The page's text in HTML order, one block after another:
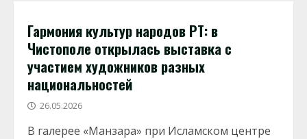
Гармония культур народов РТ: в
Чистополе открылась выставка с
участием художников разных
национальностей
26.05.2026
В галерее «Манзара» при Исламском центре